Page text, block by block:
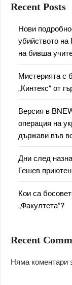
Recent Posts
Нови
убийството на
на бивша
Мистерията с
„Кинтекс“ от
Версия в
операция на
държави във
Дни след
Гешев
Кои са
„Факултета”?
Recent
Няма коментари